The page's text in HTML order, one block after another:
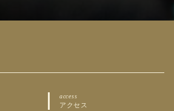
access
アクセス